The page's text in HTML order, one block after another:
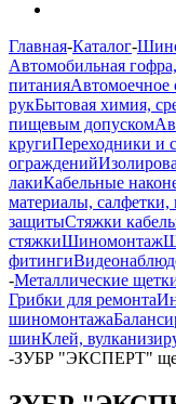
Главная-Каталог-
Автомобильная
питанияАвтомоечное
рукБытовая химия,
пищевым допуском
кругиПереходники и
ограждений
лакиКабельные
материалы, салфетки,
защитыСтяжки
стяжкиШиномонтаж
фитинги
-Металлические
Грибки для ремонта
шиномонтажа
шинКлей,
-ЗУБР "ЭКСПЕРТ"